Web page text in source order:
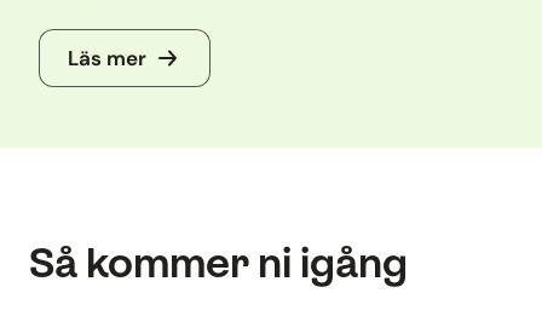
Läs mer
Så kommer ni igång